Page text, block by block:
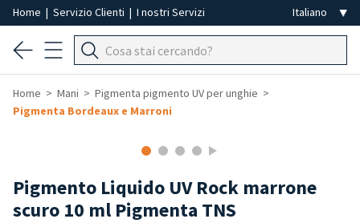
Home | Servizio Clienti | I nostri Servizi
Home Mani
Pigmenta pigmento UV per unghie
Pigmenta Bordeaux e Marroni
Pigmento Liquido UV Rock marrone
scuro 10 ml Pigmenta TNS